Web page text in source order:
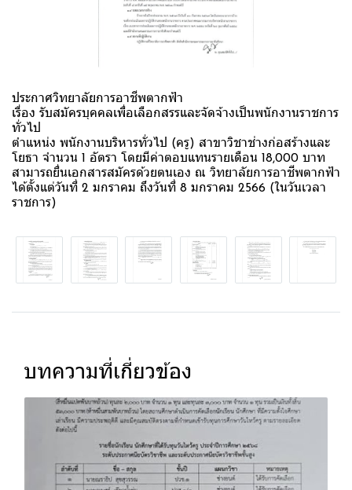
ประกาศวิทยาลัยการอาชีพตากฟ้า
เรื่อง รับสมัครบุคคลเพื่อเลือกสรรและจัดจ้างเป็นพนักงานราชการ
ทั่วไป
ตำแหน่ง พนักงานบริหารทั่วไป (ครู) สาขาวิชาช่างก่อสร้างและ
โยธา จำนวน 1 อัตรา โดยมีค่าตอบแทนรายเดือน 18,000 บาท
สามารถยื่นเอกสารสมัครด้วยตนเอง ณ วิทยาลัยการอาชีพตากฟ้า
ได้ตั้งแต่วันที่ 2 มกราคม ถึงวันที่ 8 มกราคม 2566 (ในวันเวลา
ราชการ)
บทความที่เกี่ยวข้อง